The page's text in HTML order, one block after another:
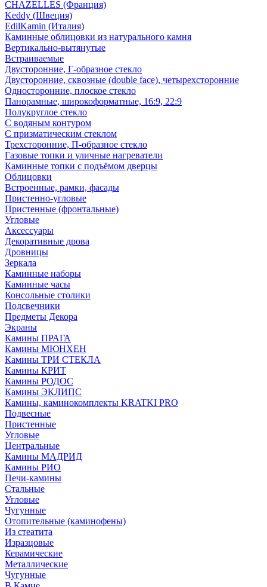
CHAZELLES (Франция)
Keddy (Швеция)
EdilKamin (Италия)
Каминные облицовки из натурального камня
Вертикально-вытянутые
Встраиваемые
Двусторонние, Г-образное стекло
Двусторонние, сквозные (double face), четырехсторонние
Односторонние, плоское стекло
Панорамные, широкоформатные, 16:9, 22:9
Полукруглое стекло
С водяным контуром
С призматическим стеклом
Трехсторонние, П-образное стекло
Газовые топки и уличные нагреватели
Каминные топки с подъёмом дверцы
Облицовки
Встроенные, рамки, фасады
Пристенно-угловые
Пристенные (фронтальные)
Угловые
Аксессуары
Декоративные дрова
Дровницы
Зеркала
Каминные наборы
Каминные часы
Консольные столики
Подсвечники
Предметы Декора
Экраны
Камины ПРАГА
Камины МЮНХЕН
Камины ТРИ СТЕКЛА
Камины КРИТ
Камины РОДОС
Камины ЭКЛИПС
Камины, каминокомплекты KRATKI PRO
Подвесные
Пристенные
Угловые
Центральные
Камины МАДРИД
Камины РИО
Печи-камины
Стальные
Угловые
Чугунные
Отопительные (каминофены)
Из стеатита
Изразцовые
Керамические
Металлические
Чугунные